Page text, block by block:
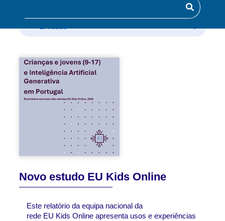
Entidade
Novo estudo EU Kids Online
Este relatório da equipa nacional da
rede EU Kids Online apresenta usos e experiências